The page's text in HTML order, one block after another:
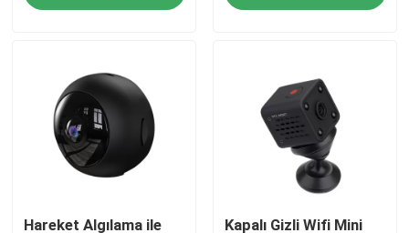
Haberler
Bir İndirim İste
Wifi Ampul Güvenlik Kamerası
Hareket Algılama ile Kapalı Gizli Wifi Mini